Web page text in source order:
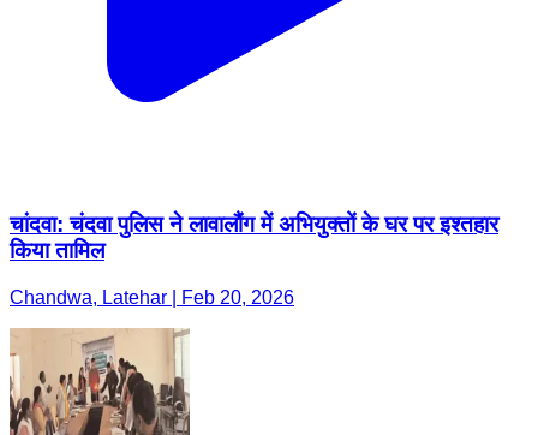
चांदवा: चंदवा पुलिस ने लावालौंग में अभियुक्तों के घर पर इश्तहार
किया तामिल
Chandwa, Latehar | Feb 20, 2026